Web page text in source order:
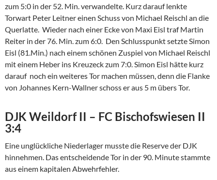
zum 5:0 in der 52. Min. verwandelte. Kurz darauf lenkte
Torwart Peter Leitner einen Schuss von Michael Reischl an die
Querlatte. Wieder nach einer Ecke von Maxi Eisl traf Martin
Reiter in der 76. Min. zum 6:0. Den Schlusspunkt setzte Simon
Eisl (81.Min.) nach einem schönen Zuspiel von Michael Reischl
mit einem Heber ins Kreuzeck zum 7:0. Simon Eisl hätte kurz
darauf noch ein weiteres Tor machen müssen, denn die Flanke
von Johannes Kern-Wallner schoss er aus 5 m übers Tor.
DJK Weildorf II – FC Bischofswiesen II
3:4
Eine unglückliche Niederlager musste die Reserve der DJK
hinnehmen. Das entscheidende Tor in der 90. Minute stammte
aus einem kapitalen Abwehrfehler.